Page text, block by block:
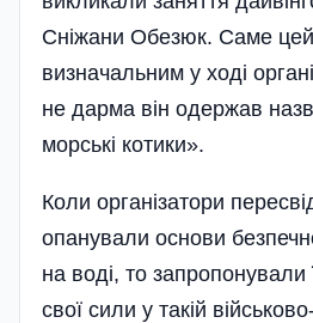
Сніжани Обезюк. Саме
визначальним у ході
не дарма він одержав
морські котики».
Коли організатори
опанували основи
на воді, то запропонували
свої сили у такій